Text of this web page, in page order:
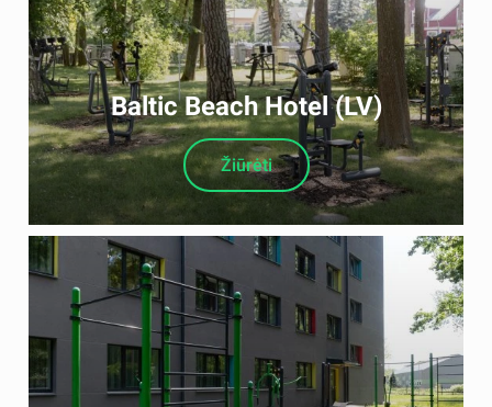
Baltic Beach Hotel (LV)
Žiūrėti